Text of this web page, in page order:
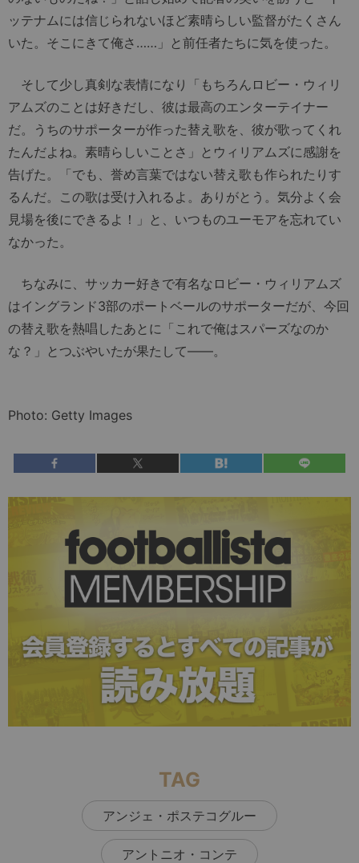
ッテナムには信じられないほど素晴らしい監督がたくさん
いた。そこにきて俺さ……」と前任者たちに気を使った。
そして少し真剣な表情になり「もちろんロビー・ウィリ
アムズのことは好きだし、彼は最高のエンターテイナー
だ。うちのサポーターが作った替え歌を、彼が歌ってくれ
たんだよね。素晴らしいことさ」とウィリアムズに感謝を
告げた。「でも、誉め言葉ではない替え歌も作られたりす
るんだ。この歌は受け入れるよ。ありがとう。気分よく会
見場を後にできるよ！」と、いつものユーモアを忘れてい
なかった。
ちなみに、サッカー好きで有名なロビー・ウィリアムズ
はイングランド3部のポートベールのサポーターだが、今回
の替え歌を熱唱したあとに「これで俺はスパーズなのか
な？」とつぶやいたが果たして――。
Photo: Getty Images
TAG
アンジェ・ポステコグルー
アントニオ・コンテ